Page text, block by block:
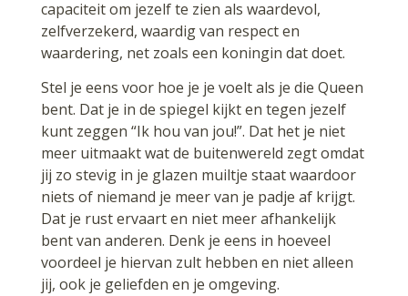
capaciteit om jezelf te zien als waardevol,
zelfverzekerd, waardig van respect en
waardering, net zoals een koningin dat doet.
Stel je eens voor hoe je je voelt als je die Queen
bent. Dat je in de spiegel kijkt en tegen jezelf
kunt zeggen “Ik hou van jou!”. Dat het je niet
meer uitmaakt wat de buitenwereld zegt omdat
jij zo stevig in je glazen muiltje staat waardoor
niets of niemand je meer van je padje af krijgt.
Dat je rust ervaart en niet meer afhankelijk
bent van anderen. Denk je eens in hoeveel
voordeel je hiervan zult hebben en niet alleen
jij, ook je geliefden en je omgeving.